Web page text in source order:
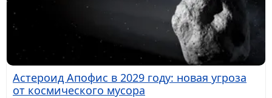
Астероид Апофис в 2029 году: новая угроза
от космического мусора